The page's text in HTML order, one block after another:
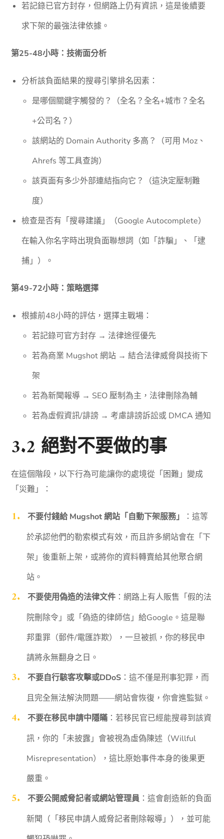
若記錄已官方封存，但網路上仍有資訊，這是後續要
求下架的最強法律依據。
第25-48小時：技術面分析
分析該負面結果的搜尋引擎排名因素：
是哪個關鍵字觸發的？（全名？全名+城市？全名
+公司名？）
該網站的 Domain Authority 多高？（可用 Moz、
Ahrefs 等工具查詢）
該頁面有多少外部連結指向它？（這決定壓制難
度）
檢查是否有「搜尋建議」（Google Autocomplete）
在輸入你名字時出現負面聯想詞（如「詐騙」、「逮
捕」）。
第49-72小時：策略選擇
根據前48小時的評估，選擇主戰場：
若記錄可官方封存 → 法律途徑優先
若為商業 Mugshot 網站 → 結合法律威脅與技術下
架
若為新聞報導 → SEO 壓制為主，法律刪除為輔
若為虛假資訊/誹謗 → 考慮誹謗訴訟或 DMCA 通知
3.2 絕對不要做的事
在這個階段，以下行為可能讓你的處境從「困難」變成
「災難」：
不要付錢給 Mugshot 網站「自動下架服務」
：這等
於承認他們的勒索模式有效，而且許多網站會在「下
架」後重新上架，或將你的資料轉賣給其他聚合網
站。
不要使用偽造的法律文件：網路上有人販售「假的法
院刪除令」或「偽造的律師信」給Google。這是聯
邦重罪（郵件/電匯詐欺），一旦被抓，你的移民申
請將永無翻身之日。
不要自行駭客攻擊或DDoS：這不僅是刑事犯罪，而
且完全無法解決問題——網站會恢復，你會進監獄。
不要在移民申請中隱瞞：若移民官已經能搜尋到該資
訊，你的「未披露」會被視為虛偽陳述（Willful
Misrepresentation），這比原始事件本身的後果更
嚴重。
不要公開威脅記者或網站管理員：這會創造新的負面
新聞（「移民申請人威脅記者刪除報導」），並可能